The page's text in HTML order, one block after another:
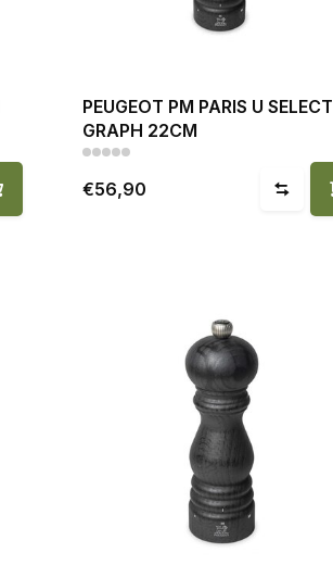
PEUGEOT PM PARIS U SELECT
GRAPH 22CM
€56,90